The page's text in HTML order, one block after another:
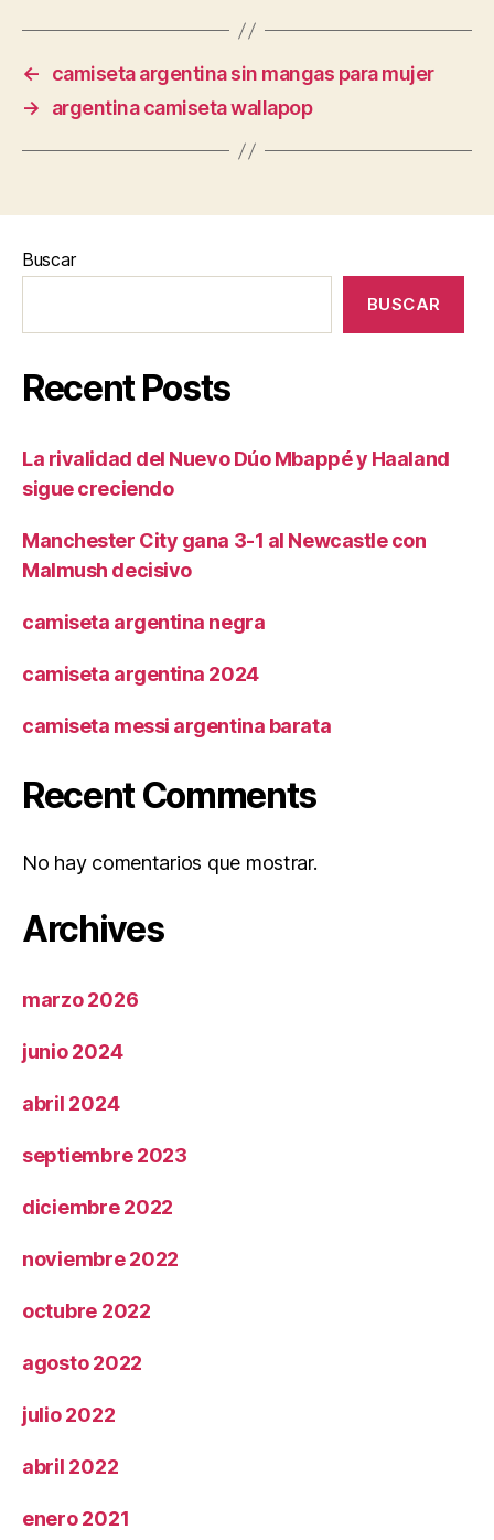
←
camiseta argentina sin mangas para mujer
→
argentina camiseta wallapop
Buscar
BUSCAR
Recent Posts
La rivalidad del Nuevo Dúo Mbappé y Haaland
sigue creciendo
Manchester City gana 3-1 al Newcastle con
Malmush decisivo
camiseta argentina negra
camiseta argentina 2024
camiseta messi argentina barata
Recent Comments
No hay comentarios que mostrar.
Archives
marzo 2026
junio 2024
abril 2024
septiembre 2023
diciembre 2022
noviembre 2022
octubre 2022
agosto 2022
julio 2022
abril 2022
enero 2021